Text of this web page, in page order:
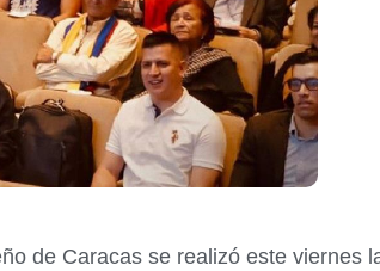
de Caracas se realizó este viernes